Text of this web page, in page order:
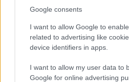
Google consents
I want to allow Google to
related to advertising like
device identifiers in apps.
I want to allow my user data to
Google for online advertising
Ακολουθήστε το στο
πρώτοι όλες τις ειδήσεις
Δείτε όλες τις τελευταίες Ειδήσειςαπό